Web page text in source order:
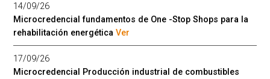
14/09/26
Microcredencial fundamentos de One -Stop Shops para la
rehabilitación energéticaVer
17/09/26
Microcredencial Producción industrial de combustibles